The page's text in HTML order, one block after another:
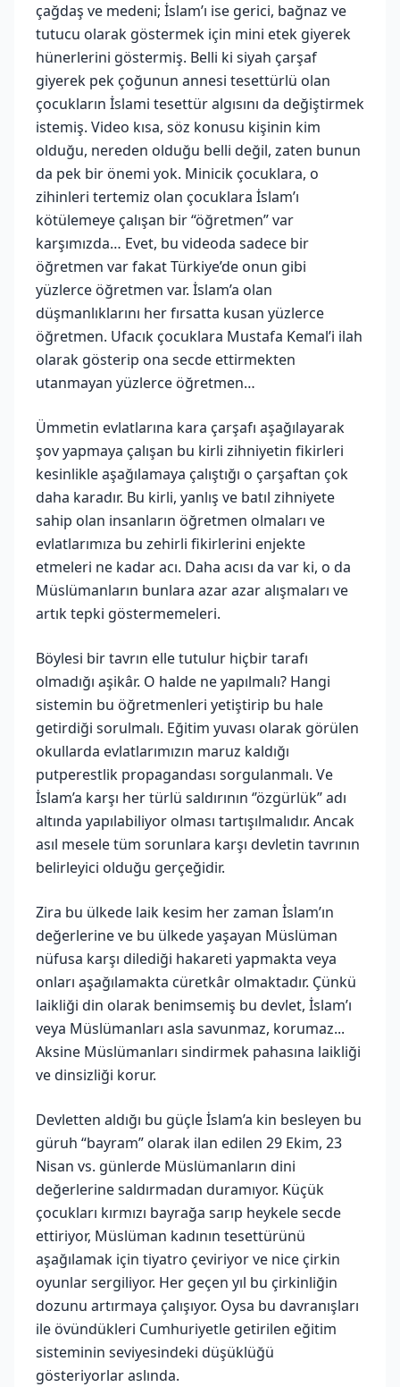
çağdaş ve medeni; İslam’ı ise gerici, bağnaz ve
tutucu olarak göstermek için mini etek giyerek
hünerlerini göstermiş. Belli ki siyah çarşaf
giyerek pek çoğunun annesi tesettürlü olan
çocukların İslami tesettür algısını da değiştirmek
istemiş. Video kısa, söz konusu kişinin kim
olduğu, nereden olduğu belli değil, zaten bunun
da pek bir önemi yok. Minicik çocuklara, o
zihinleri tertemiz olan çocuklara İslam’ı
kötülemeye çalışan bir “öğretmen” var
karşımızda… Evet, bu videoda sadece bir
öğretmen var fakat Türkiye’de onun gibi
yüzlerce öğretmen var. İslam’a olan
düşmanlıklarını her fırsatta kusan yüzlerce
öğretmen. Ufacık çocuklara Mustafa Kemal’i ilah
olarak gösterip ona secde ettirmekten
utanmayan yüzlerce öğretmen…
Ümmetin evlatlarına kara çarşafı aşağılayarak
şov yapmaya çalışan bu kirli zihniyetin fikirleri
kesinlikle aşağılamaya çalıştığı o çarşaftan çok
daha karadır. Bu kirli, yanlış ve batıl zihniyete
sahip olan insanların öğretmen olmaları ve
evlatlarımıza bu zehirli fikirlerini enjekte
etmeleri ne kadar acı. Daha acısı da var ki, o da
Müslümanların bunlara azar azar alışmaları ve
artık tepki göstermemeleri.
Böylesi bir tavrın elle tutulur hiçbir tarafı
olmadığı aşikâr. O halde ne yapılmalı? Hangi
sistemin bu öğretmenleri yetiştirip bu hale
getirdiği sorulmalı. Eğitim yuvası olarak görülen
okullarda evlatlarımızın maruz kaldığı
putperestlik propagandası sorgulanmalı. Ve
İslam’a karşı her türlü saldırının ‘’özgürlük’’ adı
altında yapılabiliyor olması tartışılmalıdır. Ancak
asıl mesele tüm sorunlara karşı devletin tavrının
belirleyici olduğu gerçeğidir.
Zira bu ülkede laik kesim her zaman İslam’ın
değerlerine ve bu ülkede yaşayan Müslüman
nüfusa karşı dilediği hakareti yapmakta veya
onları aşağılamakta cüretkâr olmaktadır. Çünkü
laikliği din olarak benimsemiş bu devlet, İslam’ı
veya Müslümanları asla savunmaz, korumaz...
Aksine Müslümanları sindirmek pahasına laikliği
ve dinsizliği korur.
Devletten aldığı bu güçle İslam’a kin besleyen bu
güruh “bayram” olarak ilan edilen 29 Ekim, 23
Nisan vs. günlerde Müslümanların dini
değerlerine saldırmadan duramıyor. Küçük
çocukları kırmızı bayrağa sarıp heykele secde
ettiriyor, Müslüman kadının tesettürünü
aşağılamak için tiyatro çeviriyor ve nice çirkin
oyunlar sergiliyor. Her geçen yıl bu çirkinliğin
dozunu artırmaya çalışıyor. Oysa bu davranışları
ile övündükleri Cumhuriyetle getirilen eğitim
sisteminin seviyesindeki düşüklüğü
gösteriyorlar aslında.